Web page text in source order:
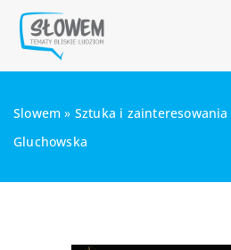
Slowem » Sztuka i zainteresowania
Gluchowska